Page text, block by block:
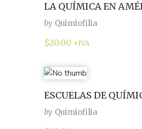
LA QUÍMICA EN
by Quimiofilia
$20.00 +IVA
ESCUELAS DE
by Quimiofilia